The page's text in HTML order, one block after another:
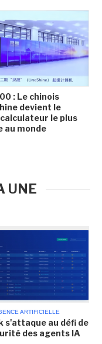
: Le chinois
devient le
le plus
au monde
UNE
ARTIFICIELLE
s'attaque au défi de
des agents IA